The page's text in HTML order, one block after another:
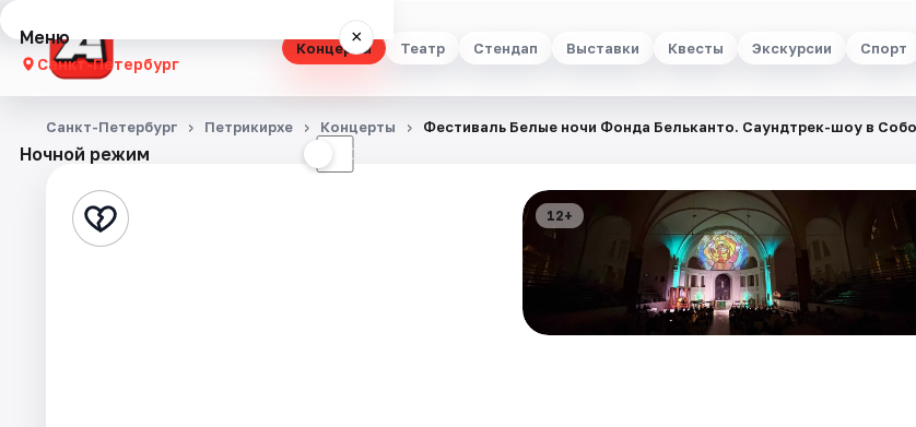
Концерты Театр Стендап Выставки Квесты Экскурсии Спорт
Меню ×
Санкт-Петербург
Концерты
Стендап
Ночной режим ☾
Санкт-Петербург Петрикирхе Концерты Фестиваль Белые ночи Фонда Бельканто. Саундтрек-шоу в
12+